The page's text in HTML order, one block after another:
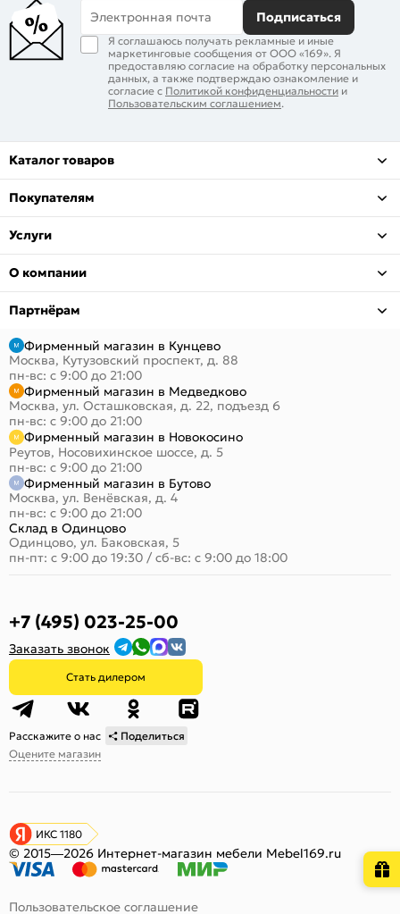
Электронная почта Подписаться
Я соглашаюсь получать рекламные и иные
маркетинговые сообщения от ООО «169». Я
предоставляю согласие на обработку персональных
данных, а также подтверждаю ознакомление и
согласие с Политикой конфиденциальности и
Пользовательским соглашением.
Каталог товаров
Покупателям
Услуги
О компании
Партнёрам
Фирменный магазин в Кунцево
Москва, Кутузовский проспект, д. 88
пн-вс: с 9:00 до 21:00
Фирменный магазин в Медведково
Москва, ул. Осташковская, д. 22, подъезд 6
пн-вс: с 9:00 до 21:00
Фирменный магазин в Новокосино
Реутов, Носовихинское шоссе, д. 5
пн-вс: с 9:00 до 21:00
Фирменный магазин в Бутово
Москва, ул. Венёвская, д. 4
пн-вс: с 9:00 до 21:00
Склад в Одинцово
Одинцово, ул. Баковская, 5
пн-пт: с 9:00 до 19:30 / сб-вс: с 9:00 до 18:00
+7 (495) 023-25-00
Заказать звонок
Стать дилером
Расскажите о нас
Поделиться
Оцените магазин
ИКС 1180
© 2015—2026 Интернет-магазин мебели Mebel169.ru
Пользовательское соглашение